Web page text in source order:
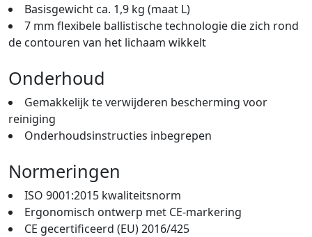
Basisgewicht ca. 1,9 kg (maat L)
7 mm flexibele ballistische technologie die zich rond
de contouren van het lichaam wikkelt
Onderhoud
Gemakkelijk te verwijderen bescherming voor
reiniging
Onderhoudsinstructies inbegrepen
Normeringen
ISO 9001:2015 kwaliteitsnorm
Ergonomisch ontwerp met CE-markering
CE gecertificeerd (EU) 2016/425